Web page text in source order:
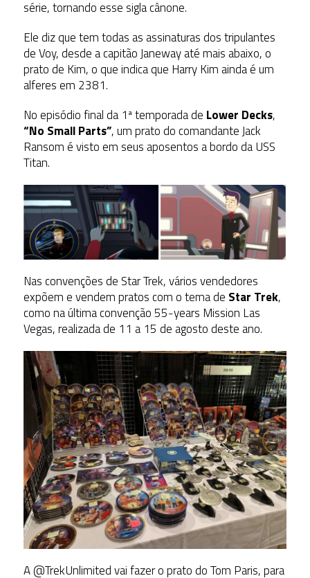
série, tornando esse sigla cânone.
Ele diz que tem todas as assinaturas dos tripulantes
de Voy, desde a capitão Janeway até mais abaixo, o
prato de Kim, o que indica que Harry Kim ainda é um
alferes em 2381.
No episódio final da 1ª temporada de Lower Decks,
“No Small Parts”, um prato do comandante Jack
Ransom é visto em seus aposentos a bordo da USS
Titan.
Nas convenções de Star Trek, vários vendedores
expõem e vendem pratos com o tema de Star Trek,
como na última convenção 55-years Mission Las
Vegas, realizada de 11 a 15 de agosto deste ano.
A @TrekUnlimited vai fazer o prato do Tom Paris, para